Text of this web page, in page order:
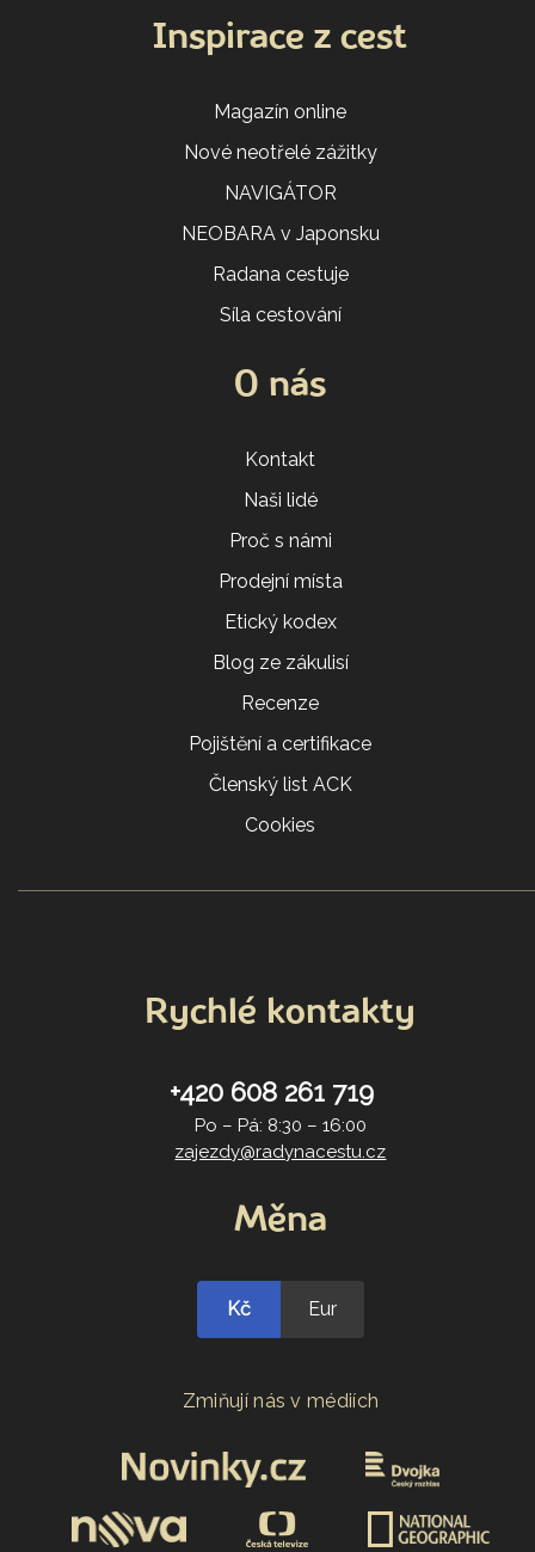
Inspirace z cest
Magazín online
Nové neotřelé zážitky
NAVIGÁTOR
NEOBARA v Japonsku
Radana cestuje
Síla cestování
O nás
Kontakt
Naši lidé
Proč s námi
Prodejní místa
Etický kodex
Blog ze zákulisí
Recenze
Pojištění a certifikace
Členský list ACK
Cookies
Rychlé kontakty
+420 608 261 719
Po – Pá: 8:30 – 16:00
zajezdy@radynacestu.cz
Měna
Kč Eur
Zmiňují nás v médiích